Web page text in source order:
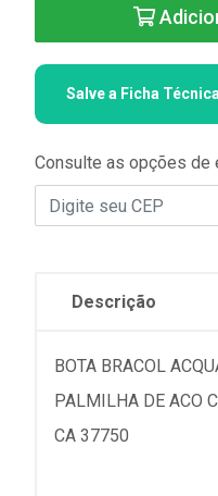
Salve a Ficha Técnica
Consulte as opções de
Descrição
BOTA BRACOL
PALMILHA DE ACO
CA 37750